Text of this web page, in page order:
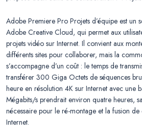
Adobe Premiere Pro Projets d’équipe est un
Adobe Creative Cloud, qui permet aux
projets vidéo sur Internet. Il convient aux
différents sites pour collaborer, mais la
s’accompagne d’un coût : le temps de
transférer 300 Giga Octets de séquences
heure en résolution 4K sur Internet avec une
Mégabits/s prendrait environ quatre heures,
nécessaire pour le ré-montage et la fusion de
Internet.